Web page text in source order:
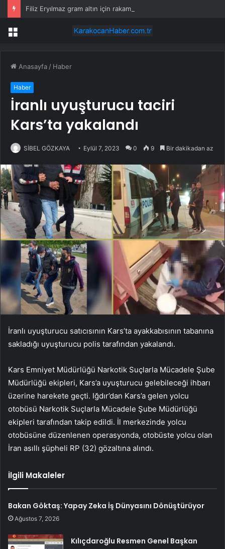
Menü
Anasayfa / Haber
Haber
İranlı uyuşturucu taciri
Kars’ta yakalandı
SİBEL GÖZKAYA Eylül 7, 2023 0 9 Bir dakikadan az
İranlı uyuşturucu satıcısının Kars’ta ayakkabısının tabanına
sakladığı uyuşturucu polis tarafından yakalandı.
Kars Emniyet Müdürlüğü Narkotik Suçlarla Mücadele Şube
Müdürlüğü ekipleri, Kars’a uyuşturucu gelebileceği ihbarı
üzerine harekete geçti. Iğdır’dan Kars’a gelen yolcu
otobüsü Narkotik Suçlarla Mücadele Şube Müdürlüğü
ekipleri tarafından takip edildi. İl merkezinde yolcu
otobüsüne düzenlenen operasyonda, otobüste yolcu olan
İran asıllı şüpheli RP (32) gözaltına alındı.
İlgili Makaleler
Bakan Göktaş: Yapay Zeka İş Dünyasını Dönüştürüyor
Ağustos 7, 2026
Kılıçdaroğlu Resmen Genel Başkan